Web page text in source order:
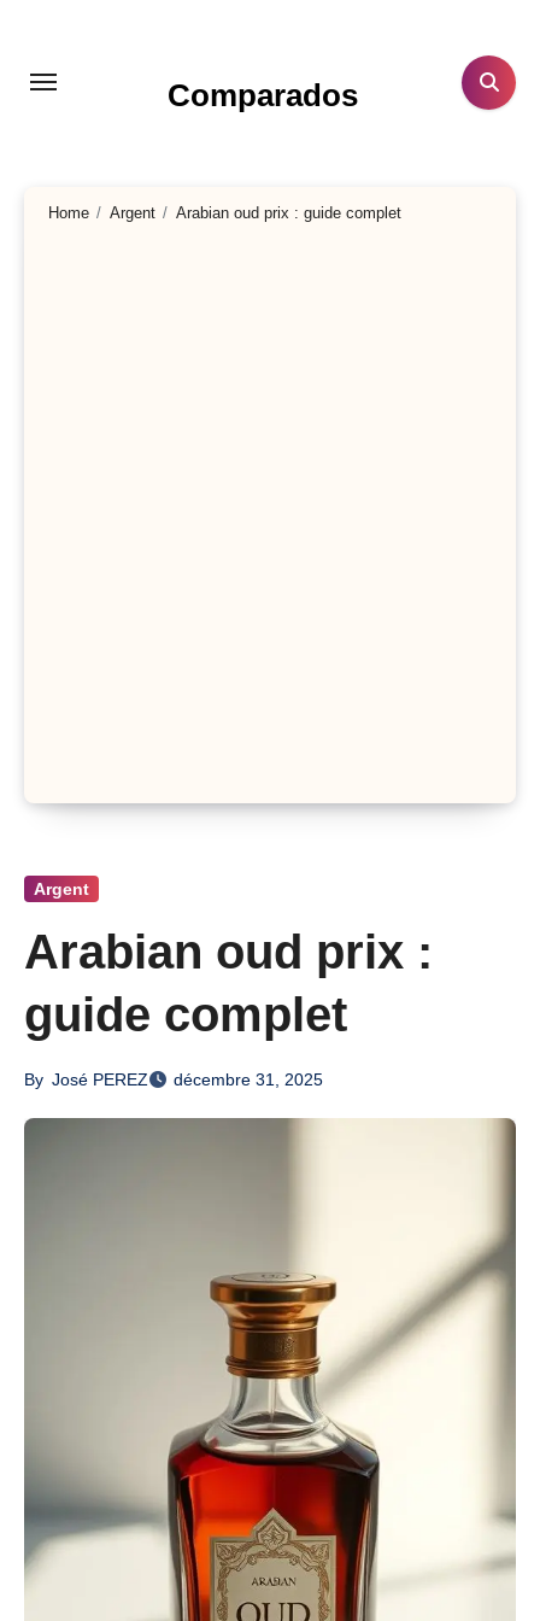
contenu
Comparados
Home Argent Arabian oud prix : guide complet
Argent
Arabian oud prix :
guide complet
By José PEREZ décembre 31, 2025